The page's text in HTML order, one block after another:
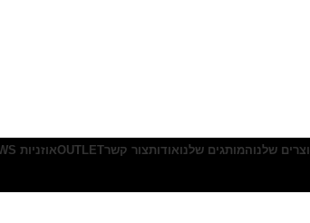
שלנוהמותגים שלנואודותצור קשרOUTLETאוזניות TWS